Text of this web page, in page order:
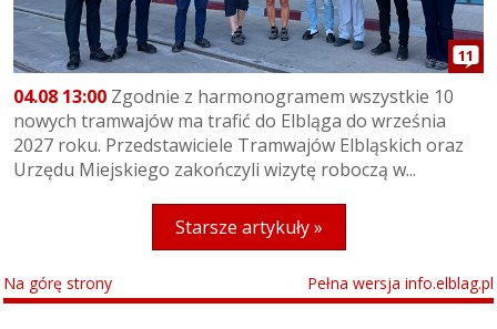
11
04.08 13:00 Zgodnie z harmonogramem wszystkie 10
nowych tramwajów ma trafić do Elbląga do września
2027 roku. Przedstawiciele Tramwajów Elbląskich oraz
Urzędu Miejskiego zakończyli wizytę roboczą w...
Starsze artykuły »
Na górę strony Pełna wersja info.elblag.pl